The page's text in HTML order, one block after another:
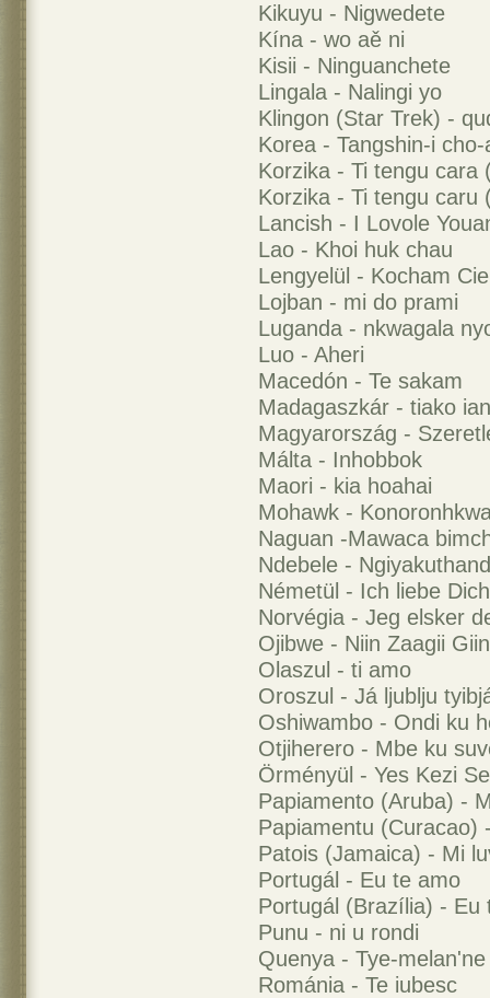
Kikuyu - Nigwedete
Kína - wo aě ni
Kisii - Ninguanchete
Lingala - Nalingi yo
Klingon (Star Trek) -
Korea - Tangshin-i cho-
Korzika - Ti tengu cara
Korzika - Ti tengu caru
Lancish - I Lovole
Lao - Khoi huk chau
Lengyelül - Kocham Cie
Lojban - mi do prami
Luganda - nkwagala
Luo - Aheri
Macedón - Te sakam
Madagaszkár - tiako
Magyarország -
Málta - Inhobbok
Maori - kia hoahai
Mohawk -
Naguan -Mawaca
Ndebele -
Németül - Ich liebe Dich
Norvégia - Jeg elsker
Ojibwe - Niin Zaagii Giin
Olaszul - ti amo
Oroszul - Já ljublju
Oshiwambo - Ondi ku
Otjiherero - Mbe ku
Örményül - Yes Kezi
Papiamento (Aruba) -
Papiamentu (Curacao)
Patois (Jamaica) - Mi
Portugál - Eu te amo
Portugál (Brazília) - Eu
Punu - ni u rondi
Quenya - Tye-melan'ne
Románia - Te iubesc